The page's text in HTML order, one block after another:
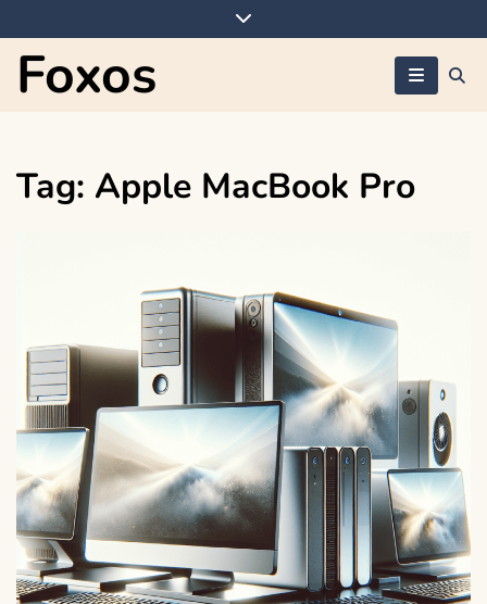
to
content
Foxos
Tag: Apple MacBook Pro